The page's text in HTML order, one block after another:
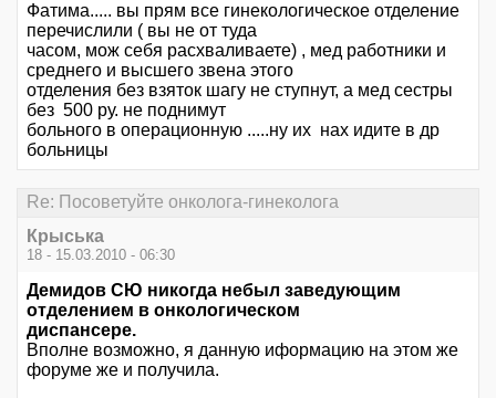
Фатима..... вы прям все гинекологическое отделение
перечислили ( вы не от туда
часом, мож себя расхваливаете) , мед работники и
среднего и высшего звена этого
отделения без взяток шагу не ступнут, а мед сестры
без 500 ру. не поднимут
больного в операционную .....ну их нах идите в др
больницы
Re: Посоветуйте онколога-гинеколога
Крыська
18 - 15.03.2010 - 06:30
Демидов СЮ никогда небыл заведующим
отделением в онкологическом
диспансере.
Вполне возможно, я данную иформацию на этом же
форуме же и получила.